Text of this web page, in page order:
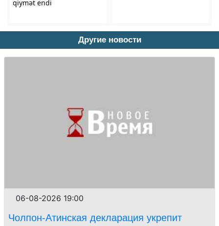
Другие новости
06-08-2026 19:00
Чолпон-Атинская декларация укрепит